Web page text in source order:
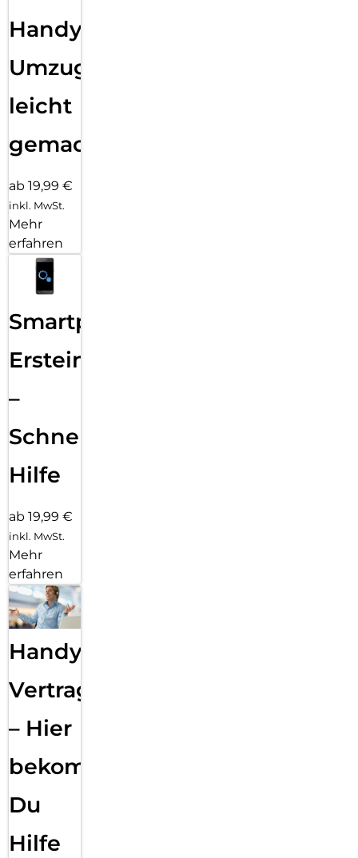
Handy
Umzug
leicht
gemacht!
ab 19,99 €
inkl. MwSt.
Mehr
erfahren
Smartphone
Ersteinrichtung
–
Schnelle
Hilfe
ab 19,99 €
inkl. MwSt.
Mehr
erfahren
Handy
Vertragsabwicklung
– Hier
bekommst
Du
Hilfe